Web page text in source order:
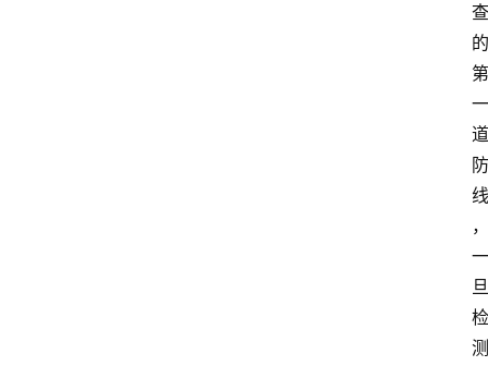
查
的
第
一
道
防
线
，
一
旦
检
测